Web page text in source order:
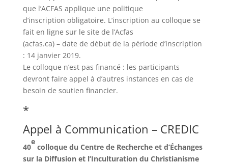
que l’ACFAS applique une politique
d’inscription obligatoire. L’inscription au colloque se
fait en ligne sur le site de l’Acfas
(acfas.ca) – date de début de la période d’inscription
: 14 janvier 2019.
Le colloque n’est pas financé : les participants
devront faire appel à d’autres instances en cas de
besoin de soutien financier.
*
Appel à Communication – CREDIC
40
e
colloque du Centre de Recherche et d’Échanges
sur la Diffusion et l’Inculturation du Christianisme